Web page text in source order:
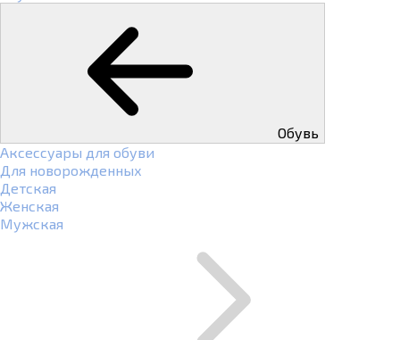
Обувь
Аксессуары для обуви
Для новорожденных
Детская
Женская
Мужская